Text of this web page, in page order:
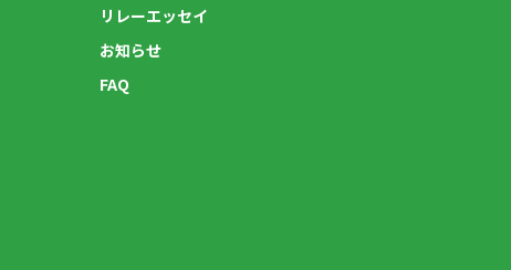
リレーエッセイ
お知らせ
FAQ